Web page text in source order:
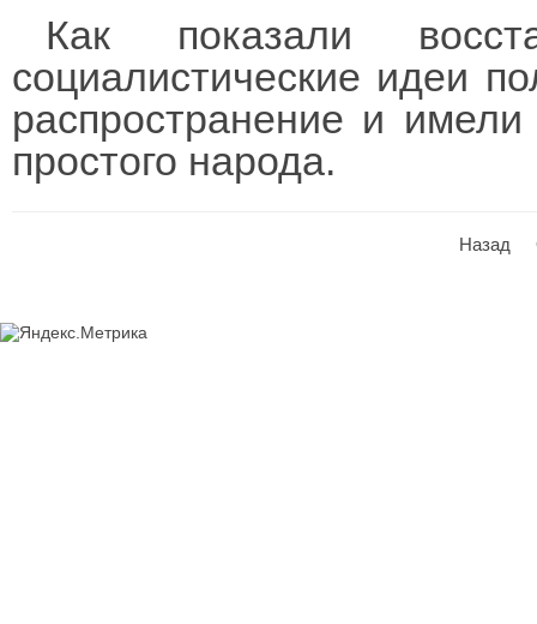
Как показали
социалистические идеи
распространение и
простого народа.
Назад